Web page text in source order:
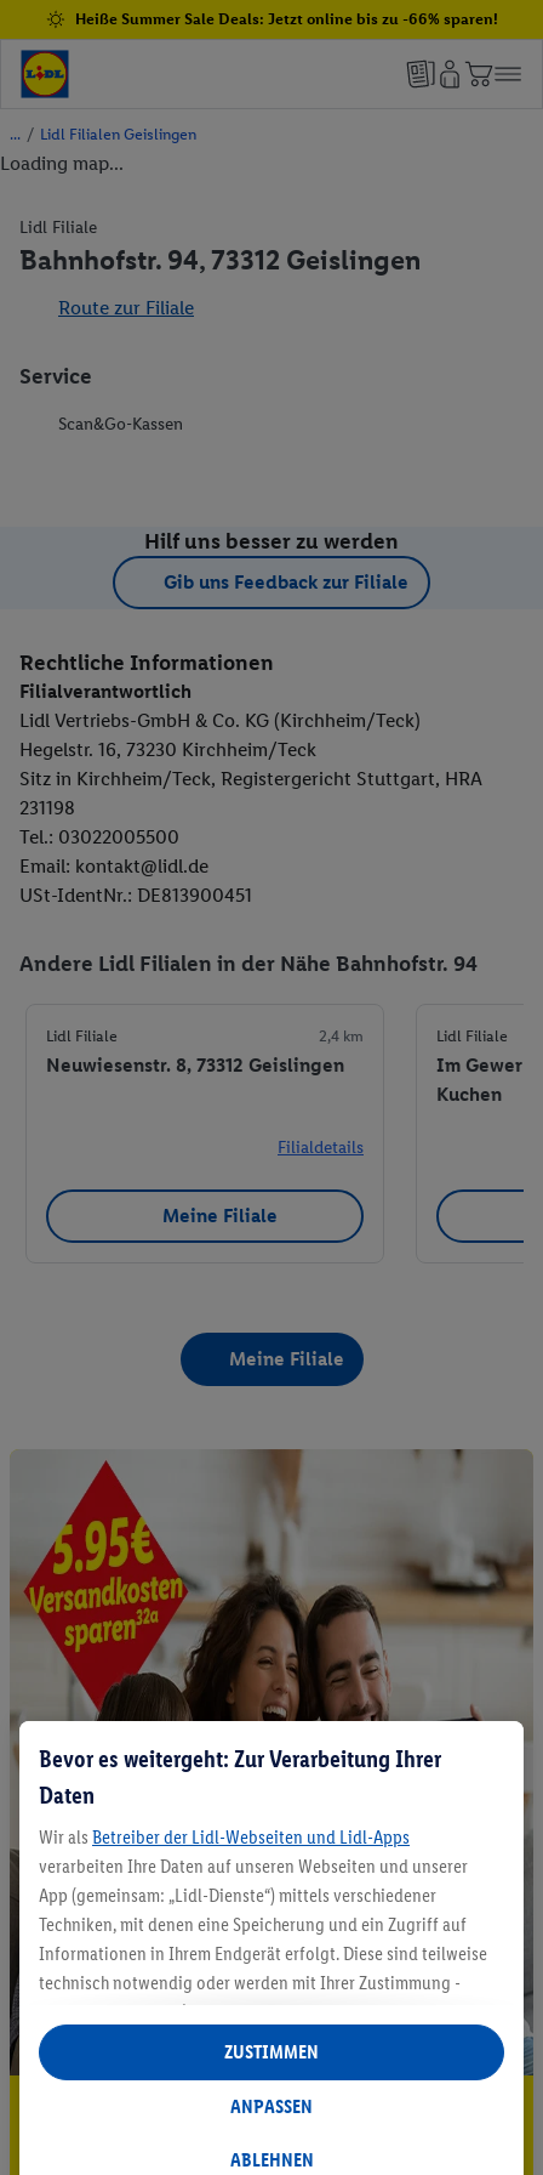
Heiße Summer Sale Deals: Jetzt online bis zu -66% sparen!
/ Lidl Filialen Geislingen
Loading map...
Lidl Filiale
Bahnhofstr. 94, 73312 Geislingen
Route zur Filiale
Service
Scan&Go-Kassen
Hilf uns besser zu werden
Gib uns Feedback zur Filiale
Rechtliche Informationen
Filialverantwortlich
Lidl Vertriebs-GmbH & Co. KG (Kirchheim/Teck)
Hegelstr. 16, 73230 Kirchheim/Teck
Sitz in Kirchheim/Teck, Registergericht Stuttgart, HRA
231198
Tel.: 03022005500
Email: kontakt@lidl.de
USt-IdentNr.: DE813900451
Andere Lidl Filialen in der Nähe Bahnhofstr. 94
Lidl Filiale 2,4 km
Neuwiesenstr. 8, 73312 Geislingen
Filialdetails
Meine Filiale
Lidl Filiale
Im
Kuchen
Meine Filiale
5.95 € Versand sparen³²ᵃ
Jetzt zum Newsletter anmelden
Bevor es weitergeht: Zur Verarbeitung Ihrer
Daten
Wir als Betreiber der Lidl-Webseiten und Lidl-Apps
verarbeiten Ihre Daten auf unseren Webseiten und unserer
App (gemeinsam: „Lidl-Dienste“) mittels verschiedener
Techniken, mit denen eine Speicherung und ein Zugriff auf
Informationen in Ihrem Endgerät erfolgt. Diese sind teilweise
technisch notwendig oder werden mit Ihrer Zustimmung -
auch durch Partner (u.a.
Verantwortliche; im Zusammenhang mit dem IAB TCF
insgesamt
Statistik-Erstellung oder für personalisierte Werbung
Datenverarbeitungen für personalisierte Werbung werden
ABLEHNEN
ANPASSEN
ZUSTIMMEN